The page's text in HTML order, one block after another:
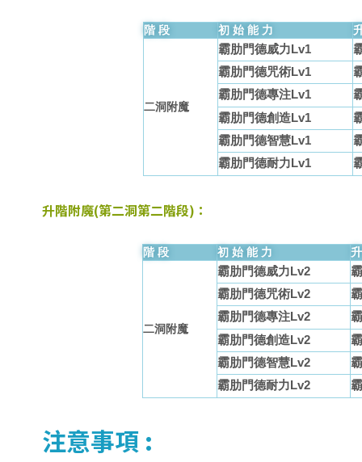
階段 初始能力
二洞附魔
霸肋門德威力Lv1
霸肋門德咒術Lv1
霸肋門德專注Lv1
霸肋門德創造Lv1
霸肋門德智慧Lv1
霸肋門德耐力Lv1
升階附魔(第二洞第二階段)：
階段 初始能力
二洞附魔
霸肋門德威力Lv2
霸肋門德咒術Lv2
霸肋門德專注Lv2
霸肋門德創造Lv2
霸肋門德智慧Lv2
霸肋門德耐力Lv2
注意事項 :